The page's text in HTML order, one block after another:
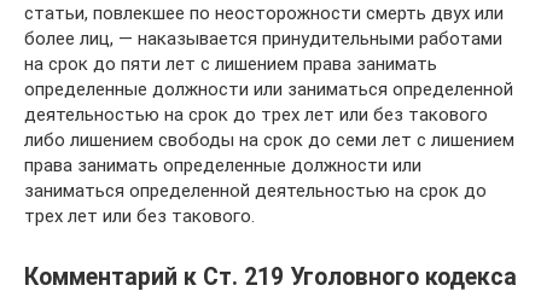
статьи, повлекшее по неосторожности смерть двух или
более лиц, — наказывается принудительными работами
на срок до пяти лет с лишением права занимать
определенные должности или заниматься определенной
деятельностью на срок до трех лет или без такового
либо лишением свободы на срок до семи лет с лишением
права занимать определенные должности или
заниматься определенной деятельностью на срок до
трех лет или без такового.
Комментарий к Ст. 219 Уголовного кодекса